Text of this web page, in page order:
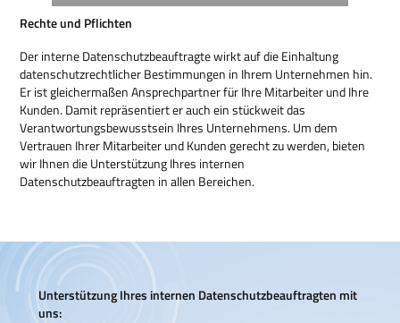
Rechte und Pflichten
Der interne Datenschutzbeauftragte wirkt auf die Einhaltung
datenschutzrechtlicher Bestimmungen in Ihrem Unternehmen hin.
Er ist gleichermaßen Ansprechpartner für Ihre Mitarbeiter und Ihre
Kunden. Damit repräsentiert er auch ein stückweit das
Verantwortungsbewusstsein Ihres Unternehmens. Um dem
Vertrauen Ihrer Mitarbeiter und Kunden gerecht zu werden, bieten
wir Ihnen die Unterstützung Ihres internen
Datenschutzbeauftragten in allen Bereichen.
Unterstützung Ihres internen Datenschutzbeauftragten mit
uns: